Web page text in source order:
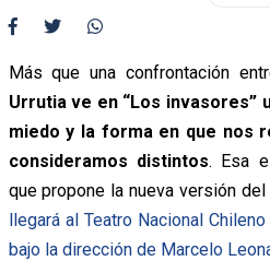
Más que una confrontación
Urrutia ve en “Los invasores”
miedo y la forma en que nos
consideramos distintos. Esa
que propone la nueva versión
llegará al Teatro Nacional
bajo la dirección de Marcelo